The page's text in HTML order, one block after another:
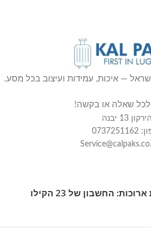
— איכות, עמידות ועיצוב בכל מסע.
לכל שאלה או בקשה!
הירקון 13 יבנה
החשבון של 23 הקילו